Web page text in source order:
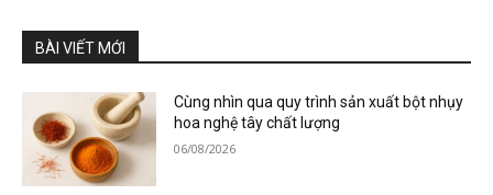
BÀI VIẾT MỚI
Cùng nhìn qua quy trình sản xuất bột nhụy
hoa nghệ tây chất lượng
06/08/2026